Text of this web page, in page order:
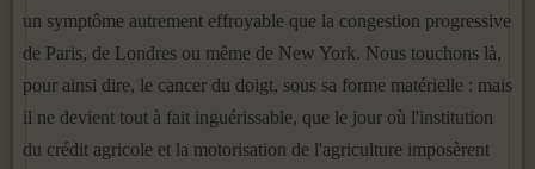
un symp­tôme autrement effroyable que la congestion progressive
de Paris, de Londres ou même de New York. Nous touchons là,
pour ainsi dire, le cancer du doigt, sous sa forme matérielle : mais
il ne devient tout à fait inguérissable, que le jour où l'institution
du crédit agricole et la moto­risation de l'agriculture imposèrent